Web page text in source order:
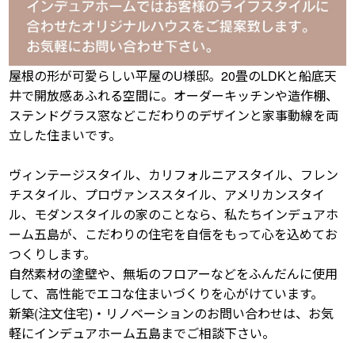
屋根の形が可愛らしい平屋のU様邸。20畳のLDKと船底天
井で開放感あふれる空間に。オーダーキッチンや造作棚、
ステンドグラス窓などこだわりのデザインと家事動線を両
立した住まいです。
ヴィンテージスタイル、カリフォルニアスタイル、フレン
チスタイル、プロヴァンススタイル、アメリカンスタイ
ル、モダンスタイルの家のことなら、私たちインデュアホ
ーム五島が、こだわりの住宅を自信をもって心を込めてお
つくりします。
自然素材の塗壁や、無垢のフロアーなどをふんだんに使用
して、高性能でエコな住まいづくりを心がけています。
新築(注文住宅)・リノベーションのお問い合わせは、お気
軽にインデュアホーム五島までご相談下さい。